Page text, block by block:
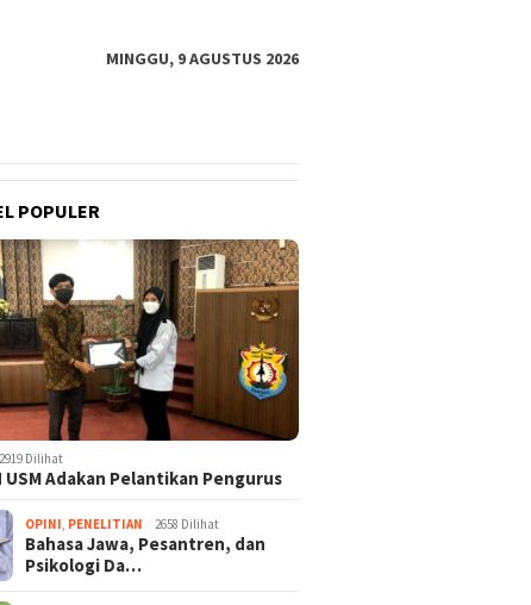
MINGGU, 9 AGUSTUS 2026
POPULER
2919 Dilihat
USM Adakan Pelantikan Pengurus
OPINI PENELITIAN 2658 Dilihat
Bahasa Jawa, Pesantren, dan
Psikologi Da…